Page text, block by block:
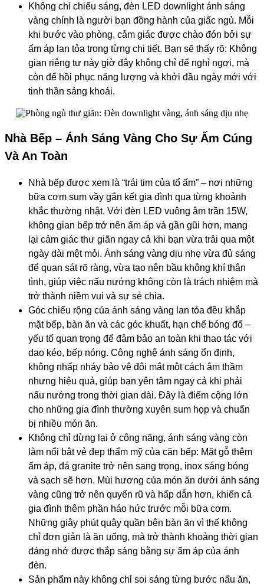
Không chỉ chiếu sáng, đèn LED downlight ánh sáng
vàng chính là người bạn đồng hành của giấc ngủ. Mỗi
khi bước vào phòng, cảm giác được chào đón bởi sự
ấm áp lan tỏa trong từng chi tiết. Bạn sẽ thấy rõ: Không
gian riêng tư này giờ đây không chỉ để nghỉ ngơi, mà
còn để hồi phục năng lượng và khởi đầu ngày mới với
tinh thần sảng khoái.
Nhà Bếp – Ánh Sáng Vàng Cho Sự Ấm Cúng
Và An Toàn
Nhà bếp được xem là “trái tim của tổ ấm” – nơi những
bữa cơm sum vầy gắn kết gia đình qua từng khoảnh
khắc thường nhật. Với đèn LED vuông âm trần 15W,
không gian bếp trở nên ấm áp và gần gũi hơn, mang
lại cảm giác thư giãn ngay cả khi bạn vừa trải qua một
ngày dài mệt mỏi. Ánh sáng vàng dịu nhẹ vừa đủ sáng
để quan sát rõ ràng, vừa tạo nên bầu không khí thân
tình, giúp việc nấu nướng không còn là trách nhiệm mà
trở thành niềm vui và sự sẻ chia.
Góc chiếu rộng của ánh sáng vàng lan tỏa đều khắp
mặt bếp, bàn ăn và các góc khuất, hạn chế bóng đổ –
yếu tố quan trọng để đảm bảo an toàn khi thao tác với
dao kéo, bếp nóng. Công nghệ ánh sáng ổn định,
không nhấp nháy bảo vệ đôi mắt một cách âm thầm
nhưng hiệu quả, giúp bạn yên tâm ngay cả khi phải
nấu nướng trong thời gian dài. Đây là điểm cộng lớn
cho những gia đình thường xuyên sum họp và chuẩn
bị nhiều món ăn.
Không chỉ dừng lại ở công năng, ánh sáng vàng còn
làm nổi bật vẻ đẹp thẩm mỹ của căn bếp: Mặt gỗ thêm
ấm áp, đá granite trở nên sang trọng, inox sáng bóng
và sạch sẽ hơn. Mùi hương của món ăn dưới ánh sáng
vàng cũng trở nên quyến rũ và hấp dẫn hơn, khiến cả
gia đình thêm phần háo hức trước mỗi bữa cơm.
Những giây phút quây quần bên bàn ăn vì thế không
chỉ đơn giản là ăn uống, mà trở thành khoảng thời gian
đáng nhớ được thắp sáng bằng sự ấm áp của ánh
đèn.
Sản phẩm này không chỉ soi sáng từng bước nấu ăn,